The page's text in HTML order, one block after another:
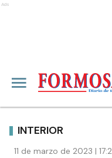
Ads
INTERIOR
11 de marzo de 2023 |